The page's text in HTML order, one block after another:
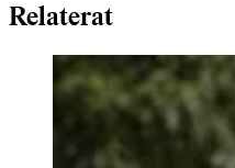
Relaterat